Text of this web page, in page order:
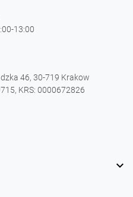
13:00
46, 30-719 Krakow
KRS: 0000672826
